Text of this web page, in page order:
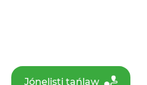
Jónelisti tańlaw